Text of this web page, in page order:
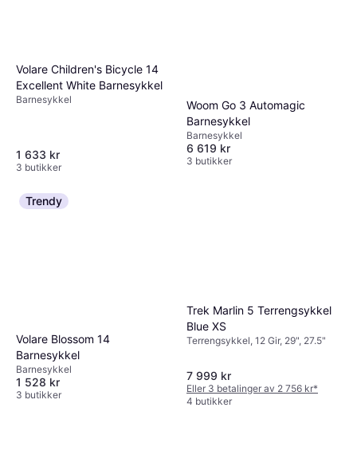
Volare Children's Bicycle 14
Excellent White Barnesykkel
Barnesykkel
1 633 kr
3 butikker
Woom Go 3 Automagic
Barnesykkel
Barnesykkel
6 619 kr
3 butikker
Trendy
Volare Blossom 14
Barnesykkel
Barnesykkel
1 528 kr
3 butikker
Trek Marlin 5 Terrengsykkel
Blue XS
Terrengsykkel, 12 Gir, 29", 27.5"
7 999 kr
Eller 3 betalinger av 2 756 kr*
4 butikker